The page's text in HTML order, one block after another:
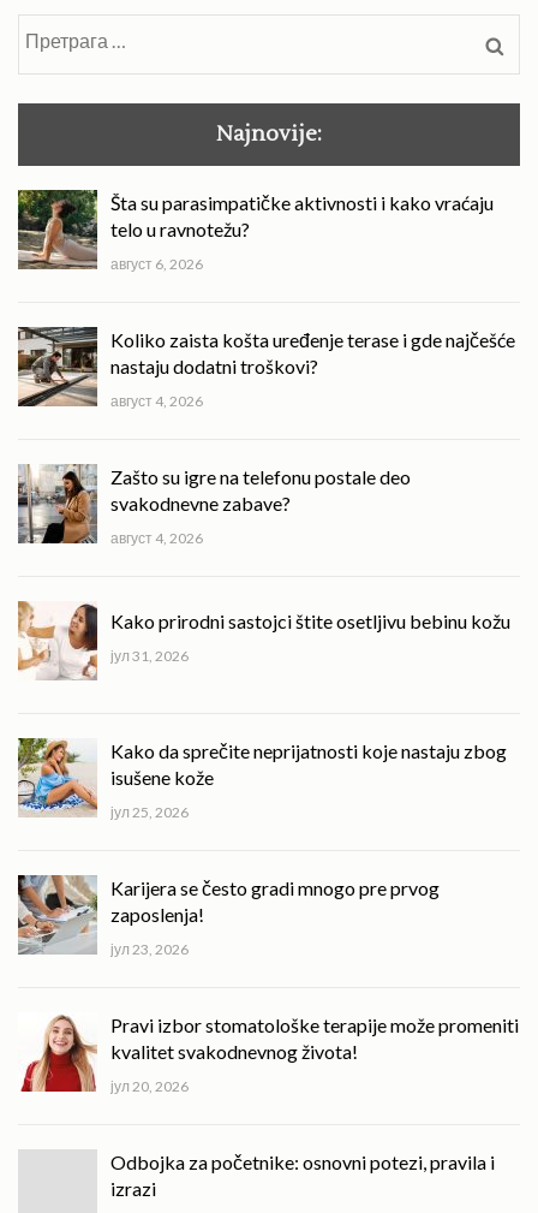
Najnovije:
Šta su parasimpatičke aktivnosti i kako vraćaju
telo u ravnotežu?
август 6, 2026
Koliko zaista košta uređenje terase i gde najčešće
nastaju dodatni troškovi?
август 4, 2026
Zašto su igre na telefonu postale deo
svakodnevne zabave?
август 4, 2026
Kako prirodni sastojci štite osetljivu bebinu kožu
јул 31, 2026
Kako da sprečite neprijatnosti koje nastaju zbog
isušene kože
јул 25, 2026
Karijera se često gradi mnogo pre prvog
zaposlenja!
јул 23, 2026
Pravi izbor stomatološke terapije može promeniti
kvalitet svakodnevnog života!
јул 20, 2026
Odbojka za početnike: osnovni potezi, pravila i
izrazi